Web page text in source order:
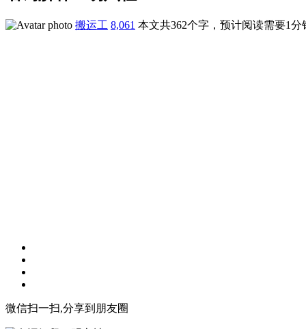
搬运工 8,061 本文共362个字，预计阅读需要1分
微信扫一扫,分享到朋友圈